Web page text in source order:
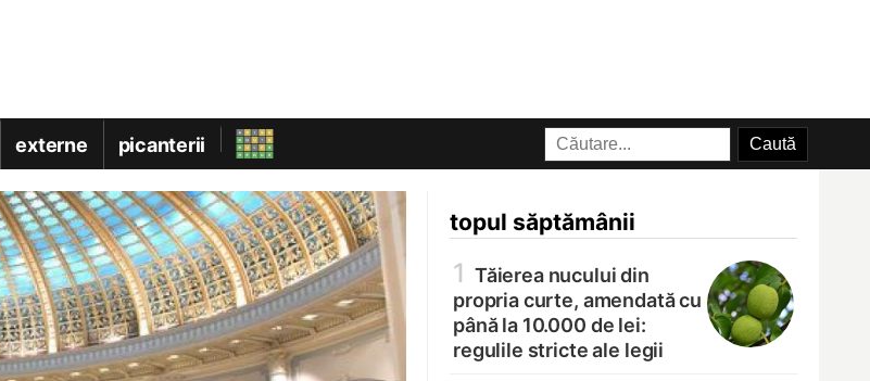
externe picanterii
topul săptămânii
1 Tăierea nucului din
propria curte, amendată cu
până la 10.000 de lei:
regulile stricte ale legii